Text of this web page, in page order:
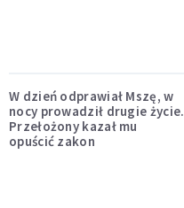
W dzień odprawiał Mszę, w
nocy prowadził drugie życie.
Przełożony kazał mu
opuścić zakon